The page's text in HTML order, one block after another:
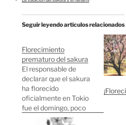
Seguir leyendo artículos relacionados
Florecimiento
prematuro del sakura
El responsable de
declarar que el sakura
ha florecido
oficialmente en Tokio
fue el domingo, poco
después de las 11 de la